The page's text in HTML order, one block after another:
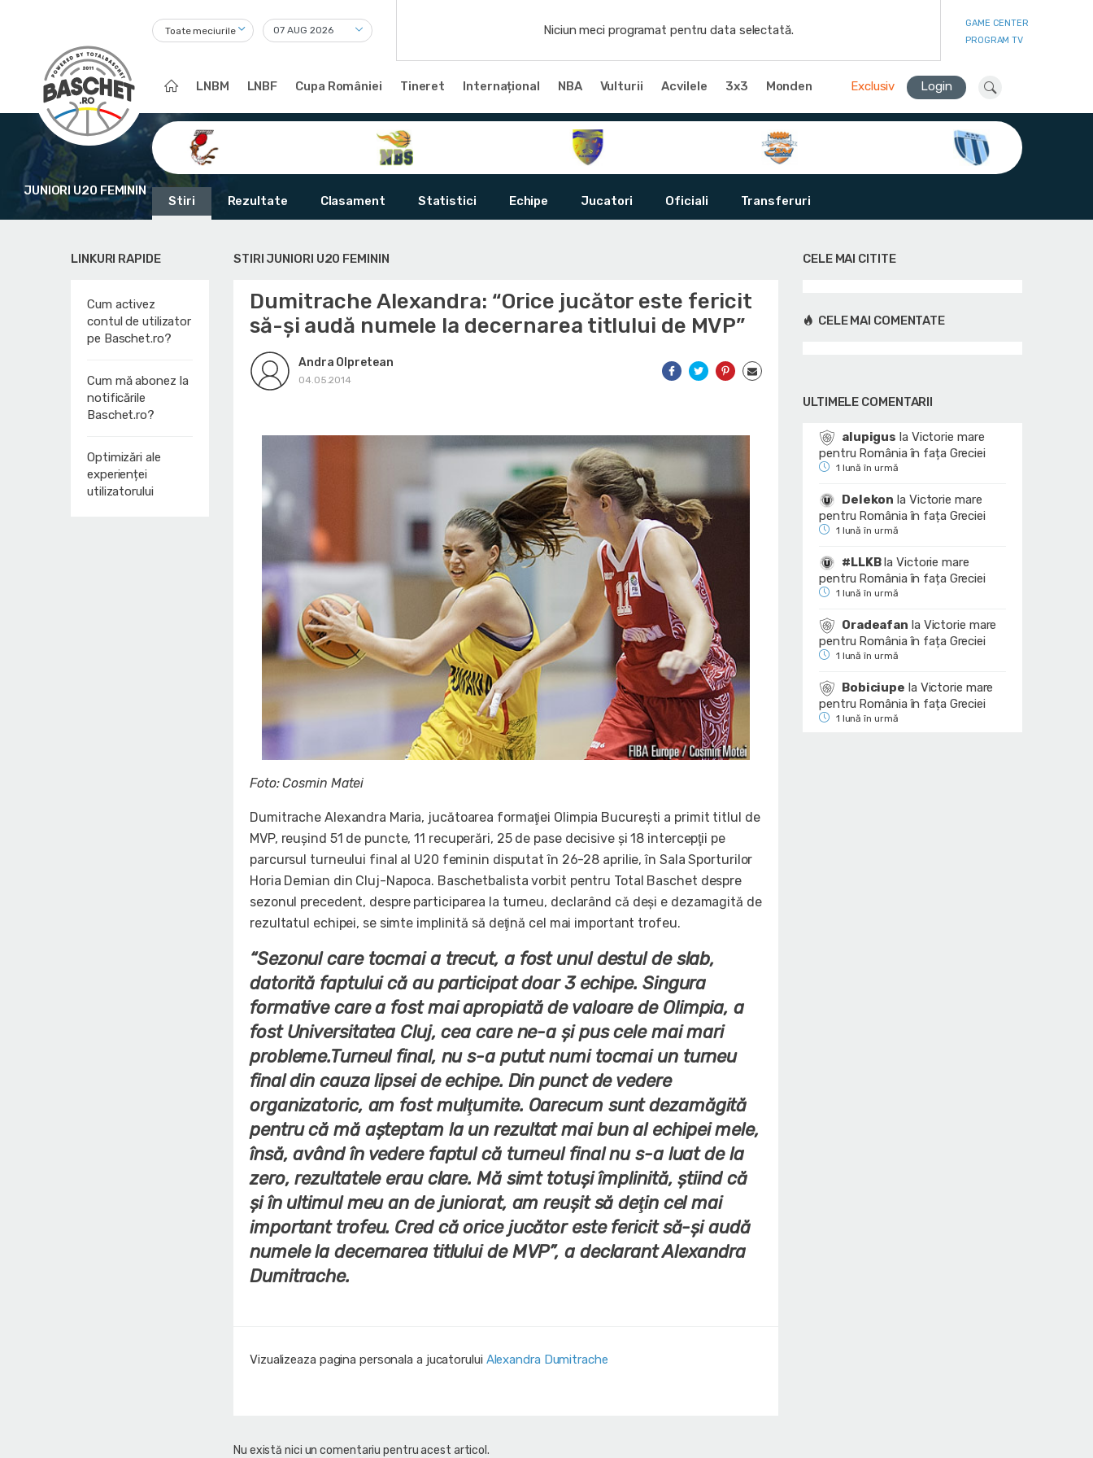
Toate meciurile Niciun meci programat pentru data selectată.
GAME CENTER
PROGRAM TV
LNBM LNBF Cupa României Tineret Internațional NBA Vulturii Acvilele 3x3 Monden Exclusiv Login
JUNIORI U20 FEMININ
Stiri Rezultate Clasament Statistici Echipe Jucatori Oficiali Transferuri
LINKURI RAPIDE
Cum activez
contul de utilizator
pe Baschet.ro?
Cum mă abonez la
notificările
Baschet.ro?
Optimizări ale
experienței
utilizatorului
STIRI JUNIORI U20 FEMININ
Dumitrache Alexandra: “Orice jucător este fericit
să-şi audă numele la decernarea titlului de MVP”
Andra Olpretean
04.05.2014
Foto: Cosmin Matei
Dumitrache Alexandra Maria, jucătoarea formaţiei Olimpia Bucureşti a primit titlul de
MVP, reuşind 51 de puncte, 11 recuperări, 25 de pase decisive şi 18 intercepţii pe
parcursul turneului final al U20 feminin disputat în 26-28 aprilie, în Sala Sporturilor
Horia Demian din Cluj-Napoca. Baschetbalista vorbit pentru Total Baschet despre
sezonul precedent, despre participarea la turneu, declarând că deşi e dezamagită de
rezultatul echipei, se simte implinită să deţină cel mai important trofeu.
“Sezonul care tocmai a trecut, a fost unul destul de slab,
datorită faptului că au participat doar 3 echipe. Singura
formative care a fost mai apropiată de valoare de Olimpia, a
fost Universitatea Cluj, cea care ne-a şi pus cele mai mari
probleme.Turneul final, nu s-a putut numi tocmai un turneu
final din cauza lipsei de echipe. Din punct de vedere
organizatoric, am fost mulţumite. Oarecum sunt dezamăgită
pentru că mă aşteptam la un rezultat mai bun al echipei mele,
însă, având în vedere faptul că turneul final nu s-a luat de la
zero, rezultatele erau clare. Mă simt totuşi împlinită, ştiind că
şi în ultimul meu an de juniorat, am reuşit să deţin cel mai
important trofeu. Cred că orice jucător este fericit să-şi audă
numele la decernarea titlului de MVP”, a declarant Alexandra
Dumitrache.
Vizualizeaza pagina personala a jucatorului Alexandra Dumitrache
Nu există nici un comentariu pentru acest articol.
CELE MAI CITITE
CELE MAI COMENTATE
ULTIMELE COMENTARII
alupigus la Victorie mare
pentru România în fața Greciei
1 lună în urmă
Delekon la Victorie mare
pentru România în fața Greciei
1 lună în urmă
#LLKBlaVictorie mare
pentru România în fața Greciei
1 lună în urmă
Oradeafan la Victorie mare
pentru România în fața Greciei
1 lună în urmă
Bobiciupe la Victorie mare
pentru România în fața Greciei
1 lună în urmă